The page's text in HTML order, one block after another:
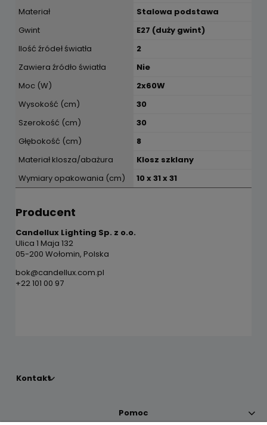
Materiał
Stalowa podstawa
Gwint
E27 (duży gwint)
Ilość źródeł światła
2
Zawiera źródło światła
Nie
Moc (W)
2x60W
Wysokość (cm)
30
Szerokość (cm)
30
Głębokość (cm)
8
Materiał klosza/abażura
Klosz szklany
Wymiary opakowania (cm)
10 x 31 x 31
Producent
Candellux Lighting Sp. z o.o.
Ulica 1 Maja 132
05-200 Wołomin, Polska
bok@candellux.com.pl
+22 101 00 97
Kontakt
Pomoc